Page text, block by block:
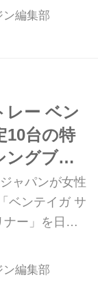
ルを写真で紹
ン編集部
レー ベン
10台の特
ングブル
ャパンが女性
ベンテイガ サ
ー」を日本
ィテールを写
ン編集部